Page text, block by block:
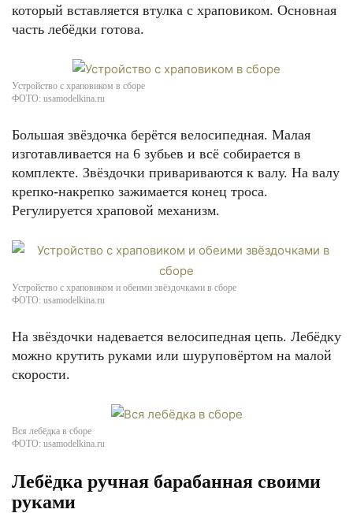
который вставляется втулка с храповиком. Основная
часть лебёдки готова.
Устройство с храповиком в сборе
ФОТО: usamodelkina.ru
Большая звёздочка берётся велосипедная. Малая
изготавливается на 6 зубьев и всё собирается в
комплекте. Звёздочки привариваются к валу. На валу
крепко-накрепко зажимается конец троса.
Регулируется храповой механизм.
Устройство с храповиком и обеими звёздочками в сборе
ФОТО: usamodelkina.ru
На звёздочки надевается велосипедная цепь. Лебёдку
можно крутить руками или шуруповёртом на малой
скорости.
Вся лебёдка в сборе
ФОТО: usamodelkina.ru
Лебёдка ручная барабанная своими
руками